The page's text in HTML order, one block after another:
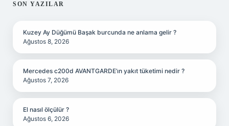
SIDEBAR
SON YAZILAR
Kuzey Ay Düğümü Başak burcunda ne anlama gelir ?
Ağustos 8, 2026
Mercedes c200d AVANTGARDE’ın yakıt tüketimi nedir ?
Ağustos 7, 2026
El nasıl ölçülür ?
Ağustos 6, 2026